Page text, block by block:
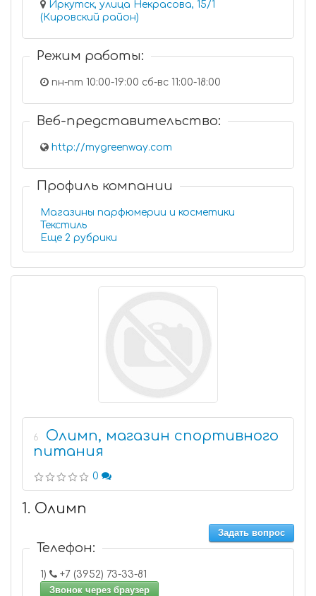
Иркутск, улица Некрасова, 15/1
(Кировский район)
Режим работы:
пн-пт 10:00-19:00 сб-вс 11:00-18:00
Веб-представительство:
http://mygreenway.com
Профиль компании
Магазины парфюмерии и косметики
Текстиль
Еще 2 рубрики
6
Олимп, магазин спортивного
питания
0
1. Олимп
Задать вопрос
Телефон:
1)
+7 (3952) 73-33-81
Звонок через браузер